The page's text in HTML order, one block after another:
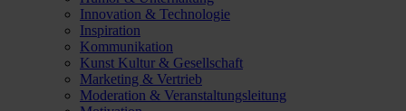
Innovation & Technologie
Inspiration
Kommunikation
Kunst Kultur & Gesellschaft
Marketing & Vertrieb
Moderation & Veranstaltungsleitung